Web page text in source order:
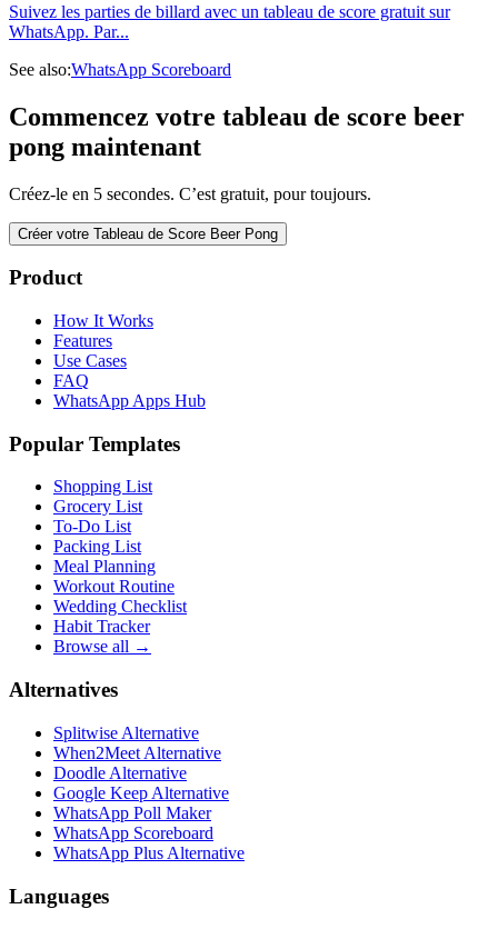
Suivez les parties de billard avec un tableau de score gratuit sur
WhatsApp. Par...
See also:WhatsApp Scoreboard
Commencez votre tableau de score beer
pong maintenant
Créez-le en 5 secondes. C’est gratuit, pour toujours.
Créer votre Tableau de Score Beer Pong
Product
How It Works
Features
Use Cases
FAQ
WhatsApp Apps Hub
Popular Templates
Shopping List
Grocery List
To-Do List
Packing List
Meal Planning
Workout Routine
Wedding Checklist
Habit Tracker
Browse all →
Alternatives
Splitwise Alternative
When2Meet Alternative
Doodle Alternative
Google Keep Alternative
WhatsApp Poll Maker
WhatsApp Scoreboard
WhatsApp Plus Alternative
Languages